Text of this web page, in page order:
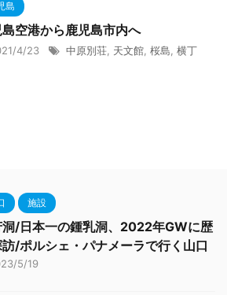
島
島空港から鹿児島市内へ
4/23 中原別荘 天文館 桜島 横丁
施設
洞/日本一の鍾乳洞、2022年GWに歴
訪/ポルシェ・パナメーラで行く山口
5/19